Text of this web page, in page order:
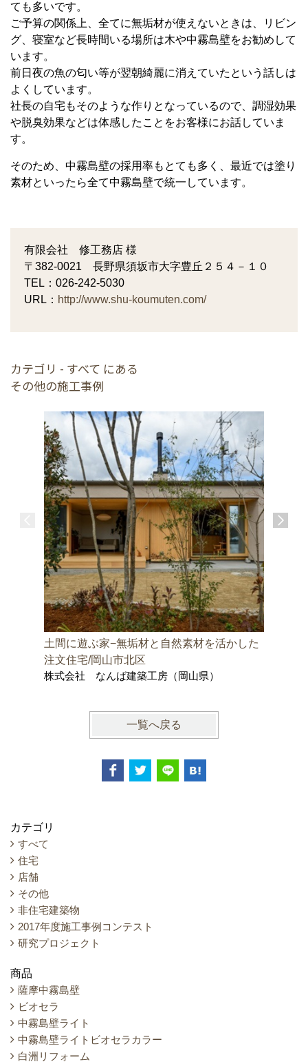
ても多いです。
ご予算の関係上、全てに無垢材が使えないときは、リビン
グ、寝室など長時間いる場所は木や中霧島壁をお勧めして
います。
前日夜の魚の匂い等が翌朝綺麗に消えていたという話しは
よくしています。
社長の自宅もそのような作りとなっているので、調湿効果
や脱臭効果などは体感したことをお客様にお話していま
す。
そのため、中霧島壁の採用率もとても多く、最近では塗り
素材といったら全て中霧島壁で統一しています。
有限会社 修工務店 様
〒382-0021 長野県須坂市大字豊丘２５４－１０
TEL：026-242-5030
URL： http://www.shu-koumuten.com/
カテゴリ - すべて にある
その他の施工事例
土間に遊ぶ家−無垢材と自然素材を活かした
注文住宅/岡山市北区
株式会社 なんば建築工房（岡山県）
一覧へ戻る
カテゴリ
すべて
住宅
店舗
その他
非住宅建築物
2017年度施工事例コンテスト
研究プロジェクト
商品
薩摩中霧島壁
ビオセラ
中霧島壁ライト
中霧島壁ライトビオセラカラー
白洲リフォーム